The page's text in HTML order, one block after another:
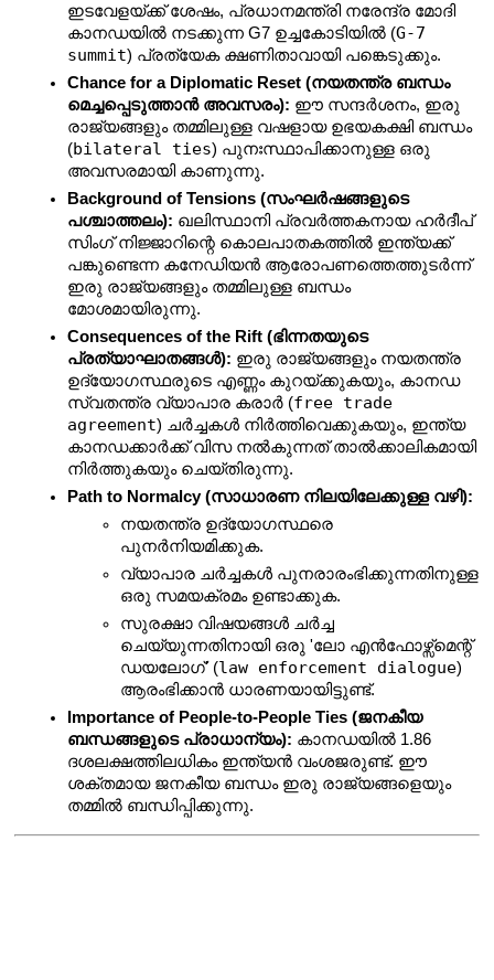
ഇടവേളയ്ക്ക് ശേഷം, പ്രധാനമന്ത്രി നരേന്ദ്ര മോദി
കാനഡയിൽ നടക്കുന്ന G7 ഉച്ചകോടിയിൽ (G-7
summit) പ്രത്യേക ക്ഷണിതാവായി പങ്കെടുക്കും.
Chance for a Diplomatic Reset (നയതന്ത്ര ബന്ധം
മെച്ചപ്പെടുത്താൻ അവസരം): ഈ സന്ദർശനം, ഇരു
രാജ്യങ്ങളും തമ്മിലുള്ള വഷളായ ഉഭയകക്ഷി ബന്ധം
(bilateral ties) പുനഃസ്ഥാപിക്കാനുള്ള ഒരു
അവസരമായി കാണുന്നു.
Background of Tensions (സംഘർഷങ്ങളുടെ
പശ്ചാത്തലം): ഖലിസ്ഥാനി പ്രവർത്തകനായ ഹർദീപ്
സിംഗ് നിജ്ജാറിന്റെ കൊലപാതകത്തിൽ ഇന്ത്യക്ക്
പങ്കുണ്ടെന്ന കനേഡിയൻ ആരോപണത്തെത്തുടർന്ന്
ഇരു രാജ്യങ്ങളും തമ്മിലുള്ള ബന്ധം
മോശമായിരുന്നു.
Consequences of the Rift (ഭിന്നതയുടെ
പ്രത്യാഘാതങ്ങൾ): ഇരു രാജ്യങ്ങളും നയതന്ത്ര
ഉദ്യോഗസ്ഥരുടെ എണ്ണം കുറയ്ക്കുകയും, കാനഡ
സ്വതന്ത്ര വ്യാപാര കരാർ (free trade
agreement) ചർച്ചകൾ നിർത്തിവെക്കുകയും, ഇന്ത്യ
കാനഡക്കാർക്ക് വിസ നൽകുന്നത് താൽക്കാലികമായി
നിർത്തുകയും ചെയ്തിരുന്നു.
Path to Normalcy (സാധാരണ നിലയിലേക്കുള്ള വഴി):
നയതന്ത്ര ഉദ്യോഗസ്ഥരെ
പുനർനിയമിക്കുക.
വ്യാപാര ചർച്ചകൾ പുനരാരംഭിക്കുന്നതിനുള്ള
ഒരു സമയക്രമം ഉണ്ടാക്കുക.
സുരക്ഷാ വിഷയങ്ങൾ ചർച്ച
ചെയ്യുന്നതിനായി ഒരു 'ലോ എൻഫോഴ്സ്മെന്റ്
ഡയലോഗ്' (law enforcement dialogue)
ആരംഭിക്കാൻ ധാരണയായിട്ടുണ്ട്.
Importance of People-to-People Ties (ജനകീയ
ബന്ധങ്ങളുടെ പ്രാധാന്യം): കാനഡയിൽ 1.86
ദശലക്ഷത്തിലധികം ഇന്ത്യൻ വംശജരുണ്ട്. ഈ
ശക്തമായ ജനകീയ ബന്ധം ഇരു രാജ്യങ്ങളെയും
തമ്മിൽ ബന്ധിപ്പിക്കുന്നു.